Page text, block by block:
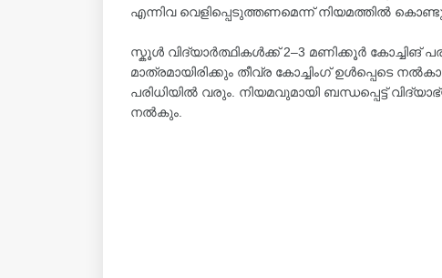
എന്നിവ വെളിപ്പെടുത്തണമെന്ന് നിയമത്തിൽ
സ്കൂൾ വിദ്യാർത്ഥികൾക്ക് 2–3 മണിക്കൂർ കോച്ചിങ്
മാത്രമായിരിക്കും തീവ്ര കോച്ചിംഗ് ഉൾപ്പെടെ
പരിധിയിൽ വരും. നിയമവുമായി ബന്ധപ്പെട്ട്
നൽകും.